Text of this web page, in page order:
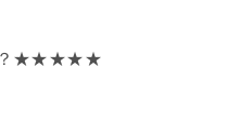
か？★★★★★